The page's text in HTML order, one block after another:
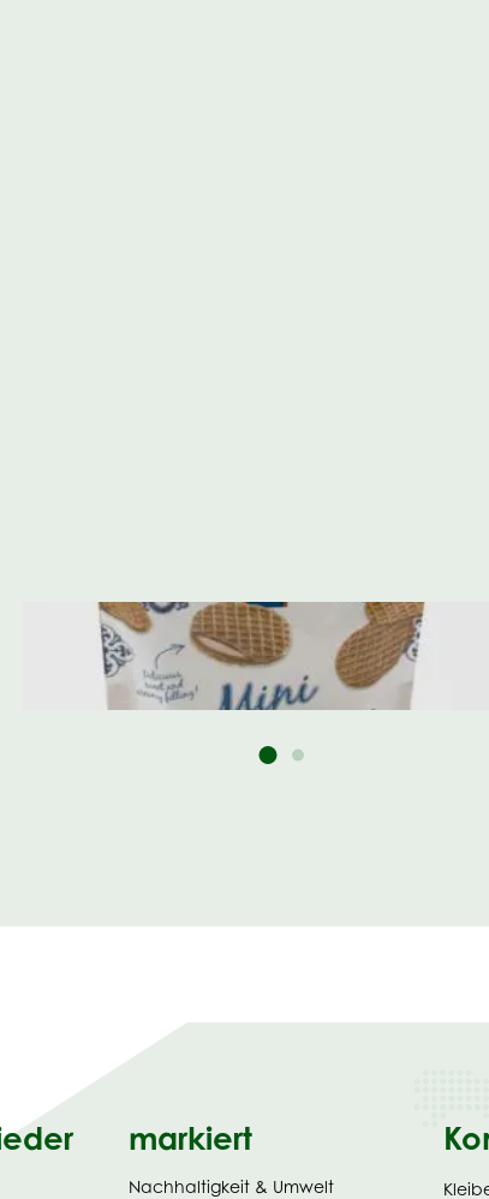
markiert
Nachhaltigkeit & Umwelt